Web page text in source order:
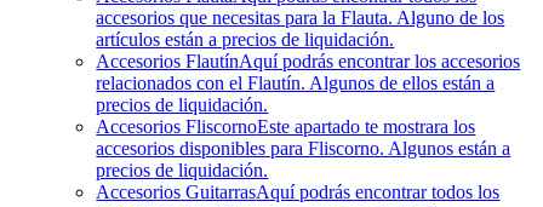
accesorios que necesitas para la Flauta. Alguno de los
artículos están a precios de liquidación.
Accesorios FlautínAquí podrás encontrar los accesorios
relacionados con el Flautín. Algunos de ellos están a
precios de liquidación.
Accesorios FliscornoEste apartado te mostrara los
accesorios disponibles para Fliscorno. Algunos están a
precios de liquidación.
Accesorios GuitarrasAquí podrás encontrar todos los